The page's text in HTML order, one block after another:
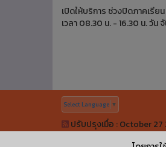
เปิดให้บริการ ช่วงปิดภาคเรียน
เวลา 08.30 น. - 16.30 น. วัน
Select Language ▼
ปรับปรุงเมื่อ : October 27
ลิขสิทธิ์เลขที่ ว1.008779|